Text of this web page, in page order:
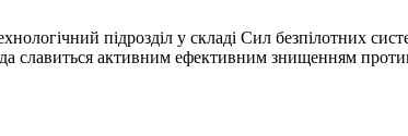
підрозділ у складі Сил безпілотних
славиться активним ефективним знищенням